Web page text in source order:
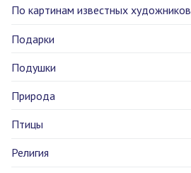
По картинам известных художников
Подарки
Подушки
Природа
Птицы
Религия